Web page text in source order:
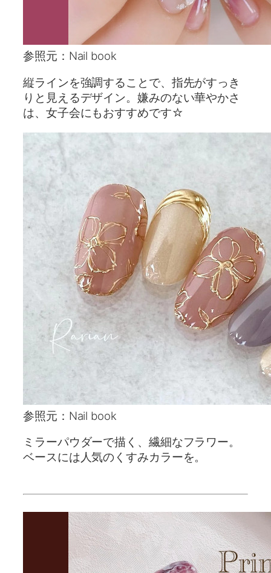
参照元：Nail book
縦ラインを強調することで、指先がすっき
りと見えるデザイン。嫌みのない華やかさ
は、女子会にもおすすめです☆
参照元：Nail book
ミラーパウダーで描く、繊細なフラワー。
ベースには人気のくすみカラーを。